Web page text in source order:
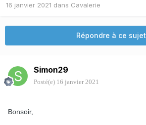
16 janvier 2021 dans Cavalerie
Répondre à ce sujet
Simon29
Posté(e) 16 janvier 2021
Bonsoir,